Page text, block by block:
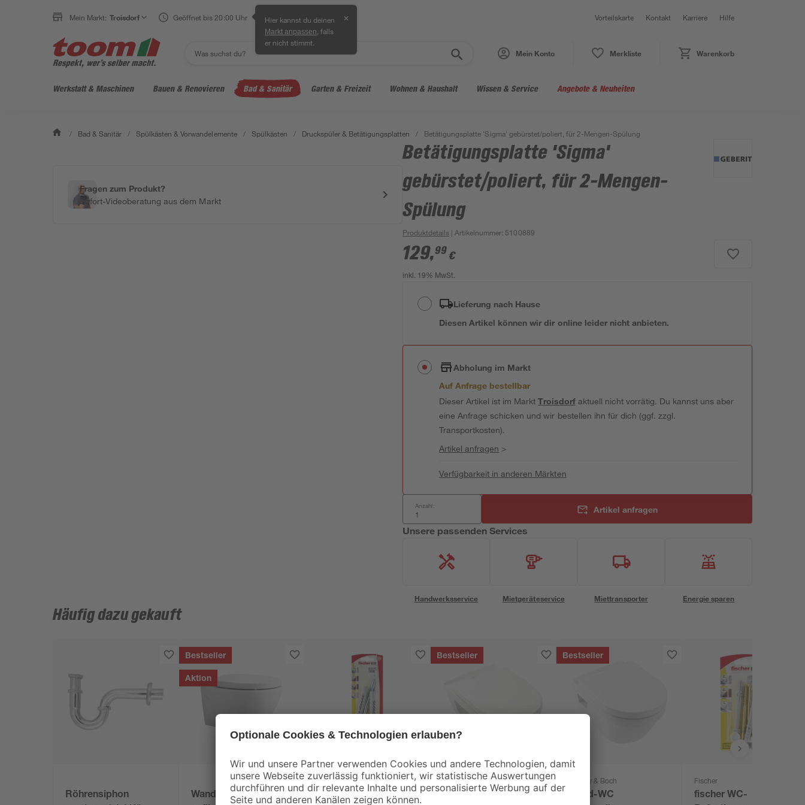
Mein Markt: Troisdorf Geöffnet bis 20:00 Uhr Hier kannst du deinen
Markt anpassen , falls
er nicht stimmt.
✕ Vorteilskarte Kontakt Karriere Hilfe
Mein Konto Merkliste Warenkorb
Werkstatt & Maschinen Bauen & Renovieren Bad & Sanitär Garten & Freizeit Wohnen & Haushalt Wissen & Service Angebote & Neuheiten
/ Bad & Sanitär / Spülkästen & Vorwandelemente / Spülkästen / Druckspüler & Betätigungsplatten / Betätigungsplatte 'Sigma' gebürstet/poliert, für 2-Mengen-Spülung
Fragen zum Produkt?
Sofort-Videoberatung aus dem Markt
Betätigungsplatte 'Sigma'
gebürstet/poliert, für 2-Mengen-
Spülung
Produktdetails | Artikelnummer: 5100889
129,99 €
inkl. 19% MwSt.
Lieferung nach Hause
Diesen Artikel können wir dir online leider nicht anbieten.
Abholung im Markt
Auf Anfrage bestellbar
Dieser Artikel ist im MarktTroisdorfaktuell nicht vorrätig. Du kannst uns aber
eine Anfrage schicken und wir bestellen ihn für dich (ggf. zzgl.
Transportkosten).
Artikel anfragen >
Verfügbarkeit in anderen Märkten
Anzahl: Artikel anfragen
Unsere passenden Services
Handwerksservice Mietgeräteservice Miettransporter Energie sparen
Häufig dazu gekauft
Röhrensiphon
Bestseller
Aktion
Wand-WC
Fischer
fischer
Bestseller
Villeroy & Boch
Bestseller
Villeroy & Boch
Wand-WC
Fischer
fischer WC-